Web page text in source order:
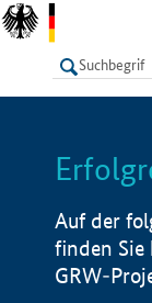
LISTE
Auf der
finden Sie
GRW-